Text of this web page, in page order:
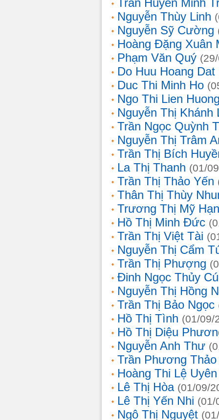
Trần Huyền Minh
Nguyễn Thùy Linh
Nguyễn Sỹ Cường
Hoàng Đặng Xuân
Phạm Văn Quý
Do Huu Hoang Dat
Duc Thi Minh Ho
Ngo Thi Lien
Nguyễn Thị Khánh
Trần Ngọc Quỳnh
Nguyễn Thị Trâm
Trần Thị Bích
La Thị Thanh (01/
Trần Thị Thảo Yến
Thân Thị Thùy
Trương Thị Mỹ
Hồ Thị Minh Đức
Trần Thị Việt Tài
Nguyễn Thị Cẩm
Trần Thị Phượng
Đinh Ngọc Thủy
Nguyễn Thị Hồng
Trần Thị Bảo Ngọc
Hồ Thị Tình (01/09/
Hồ Thị Diệu
Nguyễn Anh Thư
Trần Phương Thảo
Hoàng Thi Lệ Uyên
Lê Thị Hòa (01/09/
Lê Thị Yến Nhi (01/
Ngô Thị Nguyệt